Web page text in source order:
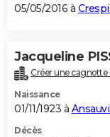
05/05/2016 à
Jacqueline
Créer une cagnotte
Naissance
01/11/1923 à
Décès